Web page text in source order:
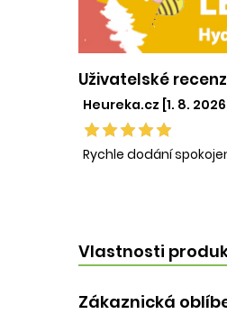
Uživatelské
Heureka.cz [1. 8.
Rychle dodání
Vlastnosti
Zákaznická